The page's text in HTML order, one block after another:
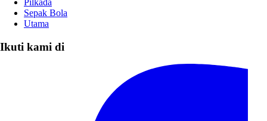
Sepak Bola
Utama
Ikuti kami di